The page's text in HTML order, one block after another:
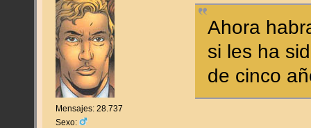
Mensajes: 28.737
Sexo:
Ahora
si les ha
de cinco